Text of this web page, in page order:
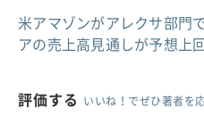
米アマゾンがアレクサ部門
アの売上高見通しが予想上
評価する いいね！でぜひ著者を